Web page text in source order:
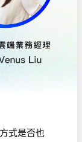
式是否也